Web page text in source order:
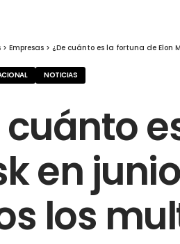
> Empresas > ¿De cuánto es la fortuna de Elon
NOTICIAS
cuánto
en
los